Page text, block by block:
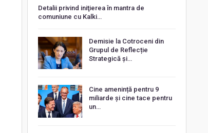
Detalii privind iniţierea în mantra de
comuniune cu Kalki…
Demisie la Cotroceni din
Grupul de Reflecție
Strategică și…
Cine amenință pentru 9
miliarde și cine tace pentru
un…